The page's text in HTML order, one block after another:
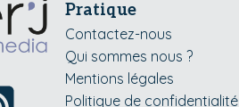
Pratique
Contactez-nous
Qui sommes nous ?
Mentions légales
Politique de confidentialité